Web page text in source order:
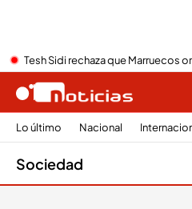
Tesh Sidi rechaza que Marruecos
Lo último Nacional
Sociedad